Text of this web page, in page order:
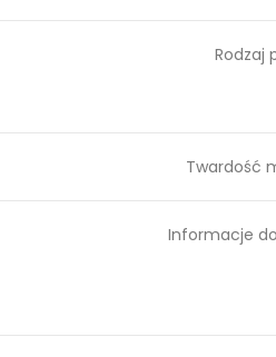
Rodzaj
Twardość
Informacje